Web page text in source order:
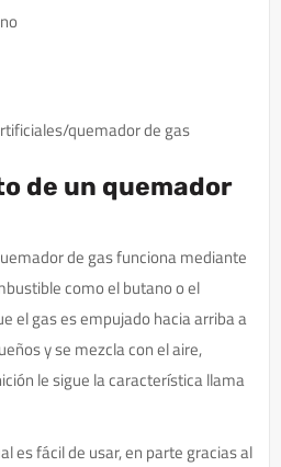
quemador de gas
de un quemador
de gas funciona mediante
como el butano o el
el gas es empujado hacia arriba a
y se mezcla con el aire,
le sigue la característica llama
es fácil de usar, en parte gracias al